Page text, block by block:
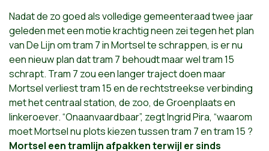
Nadat de zo goed als volledige gemeenteraad twee jaar
geleden met een motie krachtig neen zei tegen het plan
van De Lijn om tram 7 in Mortsel te schrappen, is er nu
een nieuw plan dat tram 7 behoudt maar wel tram 15
schrapt. Tram 7 zou een langer traject doen maar
Mortsel verliest tram 15 en de rechtstreekse verbinding
met het centraal station, de zoo, de Groenplaats en
linkeroever. “Onaanvaardbaar”, zegt Ingrid Pira, “waarom
moet Mortsel nu plots kiezen tussen tram 7 en tram 15 ?
Mortsel een tramlijn afpakken terwijl er sinds